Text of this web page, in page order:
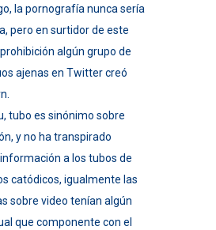
la pornografía nunca serí­a
pero en surtidor de este
algún grupo de
ajenas en Twitter creó
tubo es sinónimo sobre
y no ha transpirado
a los tubos de
catódicos, igualmente las
sobre video tenían algún
que componente con el